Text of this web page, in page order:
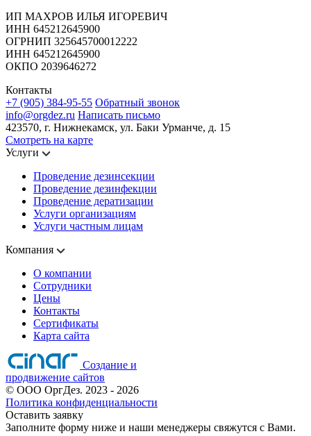
ИП МАХРОВ ИЛЬЯ ИГОРЕВИЧ
ИНН 645212645900
ОГРНИП 325645700012222
ИНН 645212645900
ОКПО 2039646272
Контакты
+7 (905) 384-95-55 Обратный звонок
info@orgdez.ru Написать письмо
423570, г. Нижнекамск, ул. Баки Урманче, д. 15
Смотреть на карте
Услуги
Проведение дезинсекции
Проведение дезинфекции
Проведение дератизации
Услуги организациям
Услуги частным лицам
Компания
О компании
Сотрудники
Цены
Контакты
Сертификаты
Карта сайта
Создание и
продвижение сайтов
© ООО ОргДез. 2023 - 2026
Политика конфиденциальности
Оставить заявку
Заполните форму ниже и наши менеджеры свяжутся с Вами.